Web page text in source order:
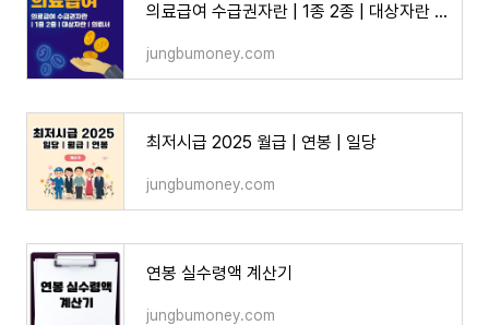
의료급여 수급권자란 | 1종 2종 | 대상자란 | 의뢰서
jungbumoney.com
최저시급 2025 월급 | 연봉 | 일당
jungbumoney.com
연봉 실수령액 계산기
jungbumoney.com